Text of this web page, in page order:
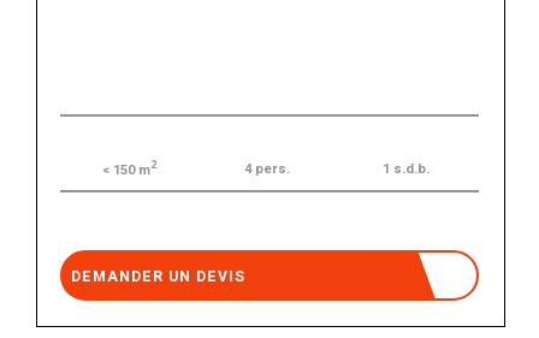
< 150 m2 4 pers. 1 s.d.b.
DEMANDER UN DEVIS